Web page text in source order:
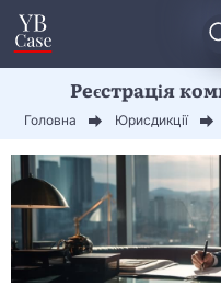
Реєстрація
Головна Юрисдикції